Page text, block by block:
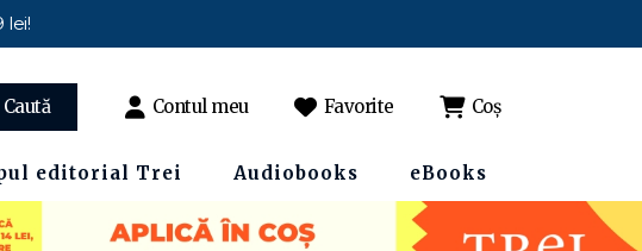
lei!
Caută Contul meu Favorite Coș
editorial Trei Audiobooks eBooks